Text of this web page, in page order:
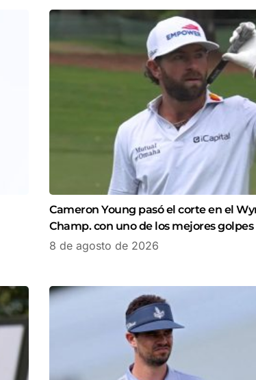
Cameron Young pasó el corte en el
Champ. con uno de los mejores
8 de agosto de 2026